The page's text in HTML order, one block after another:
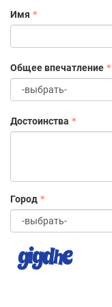
Имя
Общее впечатление
Достоинства
Город